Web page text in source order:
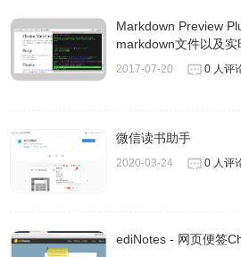
Markdown Preview
markdown文件以及实
2017-07-20 0 人评
微信读书助手
2020-03-24 0 人评
ediNotes - 网页便签